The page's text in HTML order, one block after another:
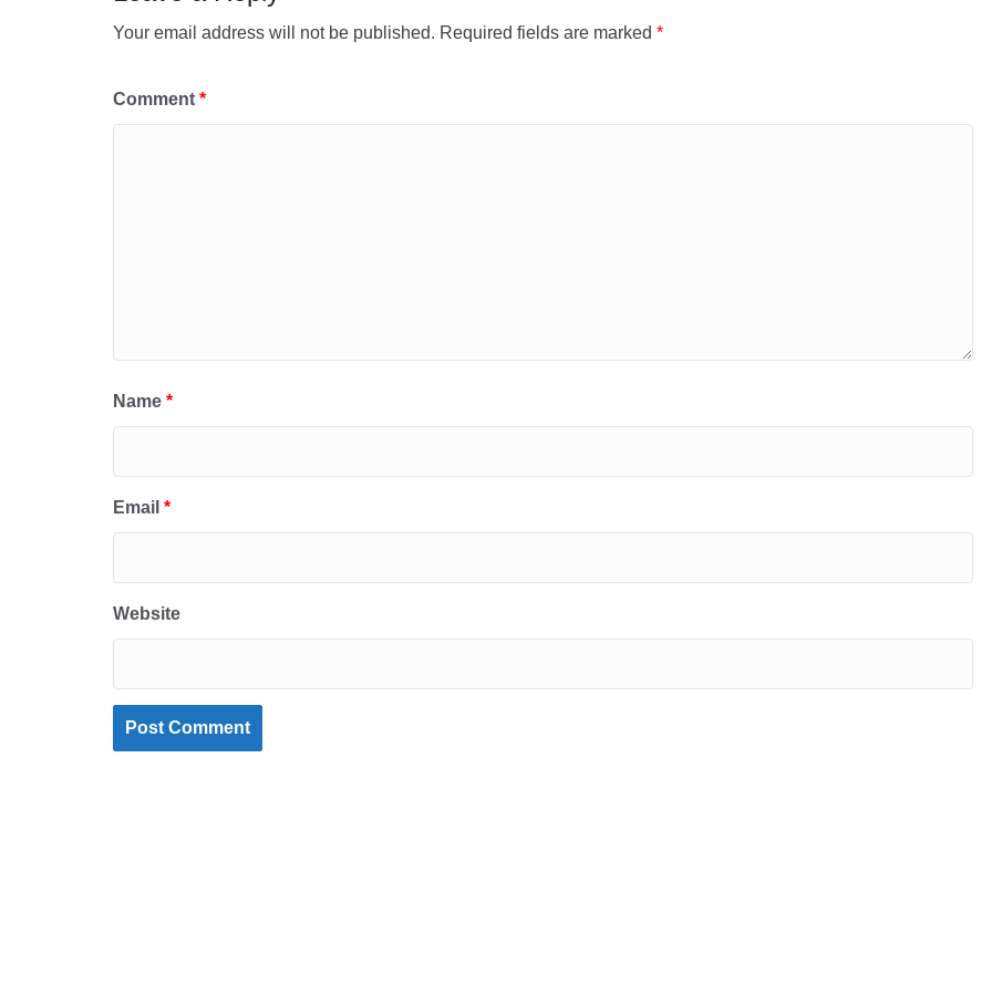
k
Your email address will not be published. Required fields are marked *
Comment *
Name *
Email *
Website